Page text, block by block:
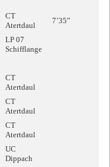
CT
Atertdaul
7’35”
LP 07
Schifflange
CT
Atertdaul
CT
Atertdaul
CT
Atertdaul
UC
Dippach